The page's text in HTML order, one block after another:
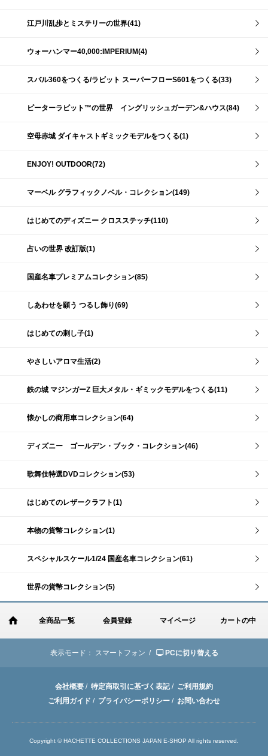
江戸川乱歩とミステリーの世界(41)
ウォーハンマー40,000:IMPERIUM(4)
スバル360をつくる/ラビット スーパーフローS601をつくる(33)
ピーターラビット™の世界 イングリッシュガーデン&ハウス(84)
空母赤城 ダイキャストギミックモデルをつくる(1)
ENJOY! OUTDOOR(72)
マーベル グラフィックノベル・コレクション(149)
はじめてのディズニー クロスステッチ(110)
占いの世界 改訂版(1)
国産名車プレミアムコレクション(85)
しあわせを願う つるし飾り(69)
はじめての刺し子(1)
やさしいアロマ生活(2)
鉄の城 マジンガーZ 巨大メタル・ギミックモデルをつくる(11)
懐かしの商用車コレクション(64)
ディズニー ゴールデン・ブック・コレクション(46)
歌舞伎特選DVDコレクション(53)
はじめてのレザークラフト(1)
本物の貨幣コレクション(1)
スペシャルスケール1/24 国産名車コレクション(61)
世界の貨幣コレクション(5)
全商品一覧 会員登録 マイページ カートの中
表示モード： スマートフォン / PCに切り替える
会社概要 / 特定商取引に基づく表記/ ご利用規約
ご利用ガイド / プライバシーポリシー / お問い合わせ
Copyright © HACHETTE COLLECTIONS JAPAN E-SHOP All rights reserved.